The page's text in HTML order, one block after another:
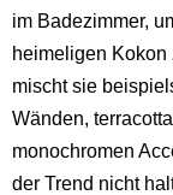
im Badezimmer,
heimeligen Kokon
mischt sie
Wänden,
monochromen
der Trend nicht